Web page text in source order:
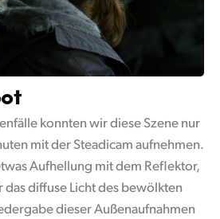
konnten wir diese Szene nur
mit der Steadicam aufnehmen.
Aufhellung mit dem Reflektor,
diffuse Licht des bewölkten
dieser Außenaufnahmen